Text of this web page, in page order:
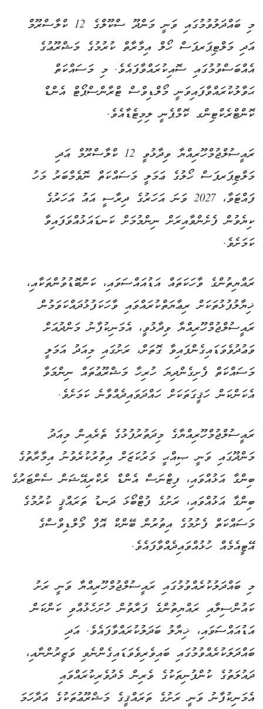
މި ބައްދަލުވުމުގައި ވަނީ މަންދޫ ސްކޫލްގެ 12 ކްލާސްރޫމް
އަދި މަލްޓިޕަރޕަސް ހޯލް އިމާރާތް ކުރުމުގެ މަޝްރޫޢުގެ
އެއްބަސްވުމުގައި ސޮއިކުރައްވާފައެވެ. މި މަސައްކަތް
ޙަވާލުކުރައްވާފައިވަނީ މޯލްޑިވްސް ޓްރާންސްޕޯޓް އެންޑް
ކޮންޓްރެކްޓިންގ ކޮމްޕެނީ ލިމިޓެޑާއެވެ.
ރައީސުލްޖުމްހޫރިއްޔާ ވިދާޅުވީ 12 ކްލާސްރޫމް އަދި
މަލްޓިޕަރޕަސް ހޯލުގެ ޢަމަލީ މަސައްކަތް ނޮވެމްބަރު މަހު
ފައްޓަވާ، 2027 ވަނަ އަހަރުގެ ދިރާސީ އައު އަހަރުގެ
ކިޔެވުން ފެށެންވާއިރަށް ނިންމުމަށް ކަނޑައަޅުއްވަފައިވާ
ކަމަށެވެ.
ރައްޔިތުންގެ ވާހަކަތައް އަޑުއައްސަވައި، ކަންބޮޑުވުންތަކާއި،
ޚިޔާލުފުޅުތަކަށް ރިޢާޔަތްކުރައްވައި ވާހަކަފުޅުދައްކަވަމުން
ރައީސުލްޖުމްހޫރިއްޔާ ވިދާޅުވީ، އެމަނިކުފާނު މަންދުއަށް
ވަޢުދުވެވަޑައިގެންފައިވާ ގޮތަށް، ރަށުގައި މިއަދު އަމަލީ
މަސައްކަތް ފެށިގެންދިޔަ ހުރިހާ މަޝްރޫޢުތައް ނިންމަވާ
އެކަންކަން ހަޤީގަތަކަށް ހައްދަވައިދެއްވާނެ ކަމަށެވެ.
ރައީސުލްޖުމްހޫރިއްޔާގެ މިދަތުރުފުޅުގެ ތެރެއިން މިއަދު
މަންދޫގައި ވަނީ ޞިއްޙީ މަރުކަޒަށް އިތުރުކުރެވުނު އިމާރާތުގެ
ބިންގާ އަޅުއްވައި، ފިޓްނަސް އެންޑް ރެކްރިއޭޝަން ސެންޓަރުގެ
ބިންގާ އަޅުއްވައި، ރަށުގެ ފުޓްބޯޅަ ދަނޑު ތަރައްޤީ ކުރުމުގެ
މަސައްކަތް ފެށުމުގެ އިތުރުން ބޭންކް އޮފް މޯލްޑިވްސްގެ
އޭޓީއެމެއް ހުޅުއްވައިދެއްވާފައެވެ.
މި ބައްދަލުކުރެއްވުމުގައި ރައީސުލްޖުމްހޫރިއްޔާ ވަނީ ރަށު
ކައުންސިލާއި ރައްޔިތުންގެ ފަރާތުން ހުށަހެޅުއްވި ކަންކަން
އަޑުއައްސަވައި، ޚިޔާލު ބަދަލުކުރައްވާފައެވެ. އަދި
ބައްދަލަކުރެއްވުމުގައި ބައިވެރިވެވަޑައިގެންނެވި ވަޒީރުންނާއި،
ދައުލަތުގެ ކުންފުނިތަކުގެ ވެރިން މެދުވެރިކުރައްވައި
އެމަނިކުފާނު ވަނީ ރަށުގެ ތަރައްޤީގެ މަޝްރޫޢުތަކުގެ އަދާހަމަ